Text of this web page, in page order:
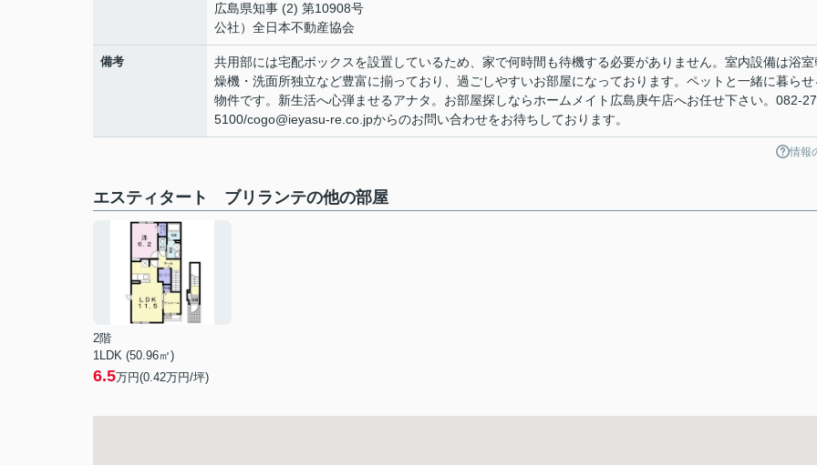
広島県知事 (2) 第10908号
公社）全日本不動産協会
備考
共用部には宅配ボックスを設置しているため、家で何時間も待機する必要がありません。室内設備は浴室
燥機・洗面所独立など豊富に揃っており、過ごしやすいお部屋になっております。ペットと一緒に暮らせ
物件です。新生活へ心弾ませるアナタ。お部屋探しならホームメイト広島庚午店へお任せ下さい。082-
5100/cogo@ieyasu-re.co.jpからのお問い合わせをお待ちしております。
情報
エスティタート ブリランテの他の部屋
2階
1LDK (50.96㎡)
6.5万円(0.42万円/坪)